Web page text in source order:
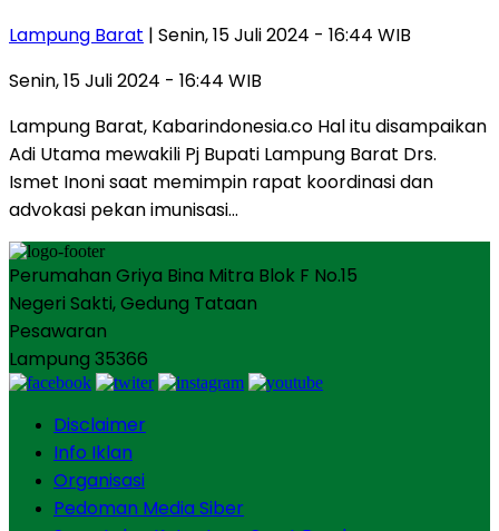
Lampung Barat | Senin, 15 Juli 2024 - 16:44 WIB
Senin, 15 Juli 2024 - 16:44 WIB
Lampung Barat, Kabarindonesia.co Hal itu disampaikan
Adi Utama mewakili Pj Bupati Lampung Barat Drs.
Ismet Inoni saat memimpin rapat koordinasi dan
advokasi pekan imunisasi…
Perumahan Griya Bina Mitra Blok F No.15
Negeri Sakti, Gedung Tataan
Pesawaran
Lampung 35366
Disclaimer
Info Iklan
Organisasi
Pedoman Media Siber